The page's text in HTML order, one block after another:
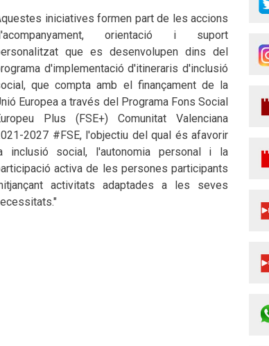
iniciatives formen part de les accions
orientació i suport
que es desenvolupen dins del
d'implementació d'itineraris d'inclusió
que compta amb el finançament de la
Europea a través del Programa Fons Social
Plus (FSE+) Comunitat Valenciana
2027 #FSE, l'objectiu del qual és afavorir
inclusió social, l'autonomia personal i la
activa de les persones participants
activitats adaptades a les seves